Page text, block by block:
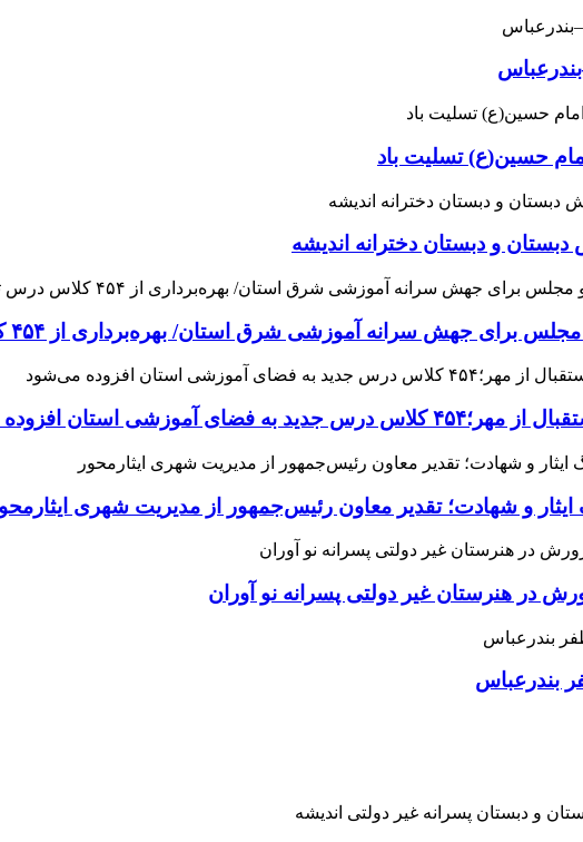
حسین(ع) تسلیت باد
و دبستان دخترانه اندیشه
سرانه آموزشی شرق استان/ بهره‌برداری از ۴۵۴ کلاس درس تا مهرماه
استان افزوده می‌شود
و شهادت؛ تقدیر معاون رئیس‌جمهور از مدیریت شهری
هنرستان غیر دولتی پسرانه نو آوران
بندرعباس